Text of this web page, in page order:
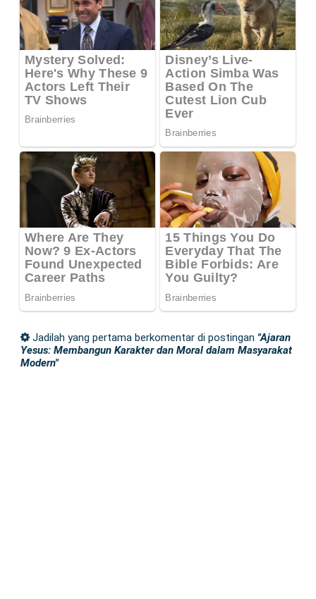
Jadilah yang pertama berkomentar di postingan "Ajaran
Yesus: Membangun Karakter dan Moral dalam Masyarakat
Modern"